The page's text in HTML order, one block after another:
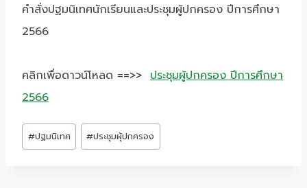
คำสั่งปฐมนิเทศนักเรียนและประชุมผู้ปกครอง ปีการศึกษา
2566
คลิกเพื่อดาวน์โหลด ==>> ประชุมผู้ปกครอง ปีการศึกษา
2566
Post
Tags:
#ปฐมนิเทศ #ประชุมผุ้ปกครอง